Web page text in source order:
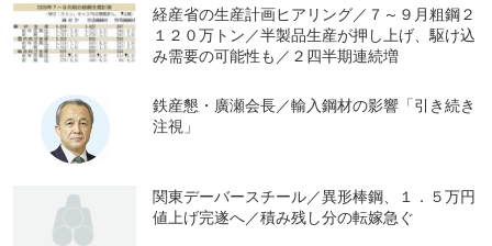
経産省の生産計画ヒアリング／７～９月粗鋼２
１２０万トン／半製品生産が押し上げ、駆け込
み需要の可能性も／２四半期連続増
鉄産懇・廣瀬会長／輸入鋼材の影響「引き続き
注視」
関東デーバースチール／異形棒鋼、１．５万円
値上げ完遂へ／積み残し分の転嫁急ぐ